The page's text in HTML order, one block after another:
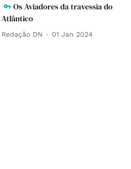
Os Aviadores da travessia do
Atlântico
Redação DN 01 Jan 2024